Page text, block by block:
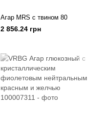
Агар MRS с твином 80
2 856.24 грн